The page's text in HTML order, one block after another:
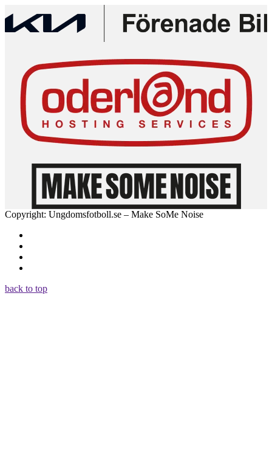
Copyright: Ungdomsfotboll.se – Make SoMe Noise
back to top